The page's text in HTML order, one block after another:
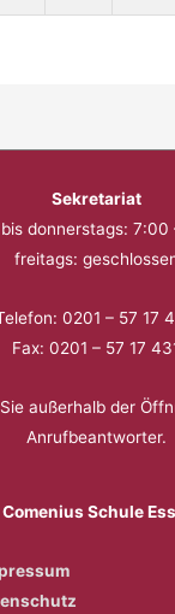
Sekretariat
donnerstags: 7:00
freitags:
0201 – 57 17
Fax: 0201 – 57 17
außerhalb der
Anrufbeantworter.
Schule